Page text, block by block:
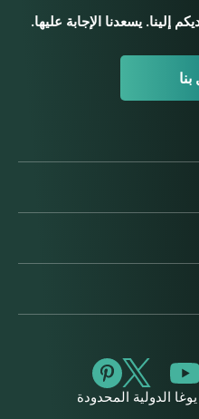
إلينا. يسعدنا الإجابة عليها.